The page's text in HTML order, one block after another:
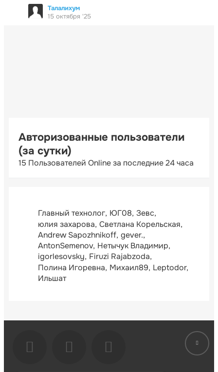
Талалихум
15 октября '25
Авторизованные пользователи
(за сутки)
15 Пользователей Online за последние 24 часа
Главный технолог ЮГ08 Зевс
юлия захарова Светлана Корельская
Andrew Sapozhnikoff gever.
AntonSemenov Нетычук Владимир
igorlesovsky Firuzi Rajabzoda
Полина Игоревна Михаил89 Leptodor
Ильшат